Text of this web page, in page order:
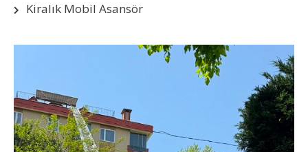
Kiralık Mobil Asansör